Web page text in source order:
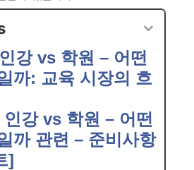
강 vs 학원 – 어떤
까: 교육 시장의 흐
강 vs 학원 – 어떤
까 관련 – 준비사항
]